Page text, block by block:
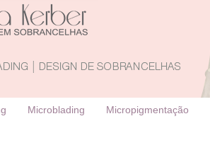
Microblading Micropigmentação